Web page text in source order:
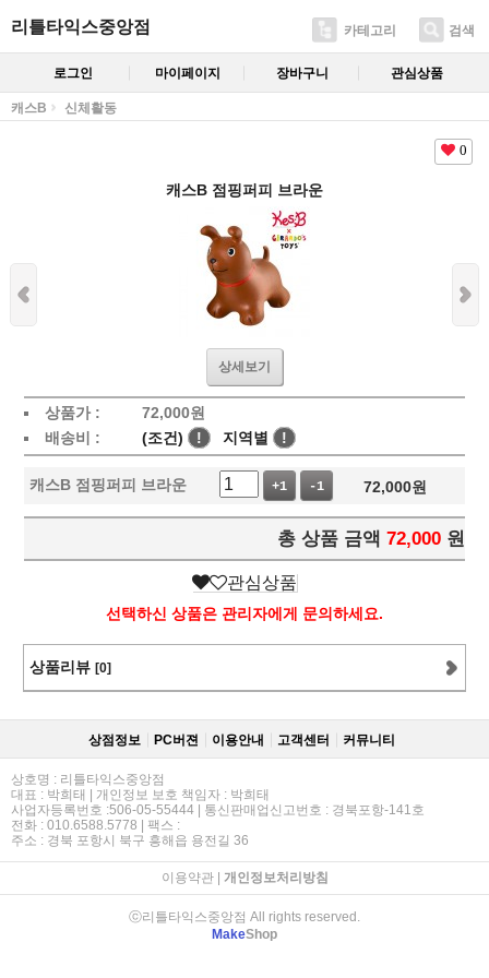
리틀타익스중앙점 카테고리 검색
로그인 마이페이지 장바구니 관심상품
캐스B 신체활동
0
캐스B 점핑퍼피 브라운
상세보기
상품가 : 72,000원
배송비 :
(조건) ! 지역별 !
캐스B 점핑퍼피 브라운 +1 -1 72,000원
총 상품 금액 72,000 원
관심상품
선택하신 상품은 관리자에게 문의하세요.
상품리뷰 [0]
상점정보 PC버젼 이용안내 고객센터 커뮤니티
상호명 : 리틀타익스중앙점
대표 : 박희태 | 개인정보 보호 책임자 : 박희태
사업자등록번호 :506-05-55444 | 통신판매업신고번호 : 경북포항-141호
전화 : 010.6588.5778 | 팩스 :
주소 : 경북 포항시 북구 흥해읍 용전길 36
이용약관| 개인정보처리방침
ⓒ리틀타익스중앙점 All rights reserved.
MakeShop